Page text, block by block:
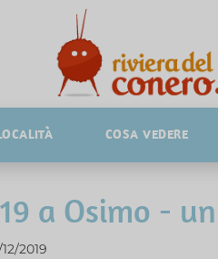
COSA VEDERE
a Osimo -
2019